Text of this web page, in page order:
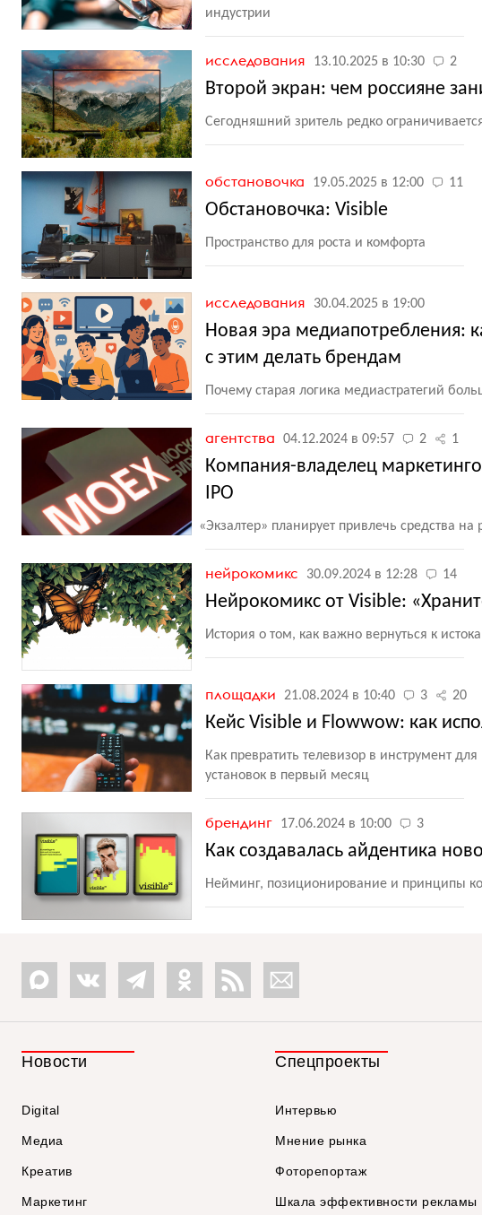
индустрии
исследования 13.10.2025 в 10:30 2
Второй экран: чем россияне
Сегодняшний зритель редко
обстановочка 19.05.2025 в 12:00 11
Обстановочка: Visible
Пространство для роста и комфорта
исследования 30.04.2025 в 19:00
Новая эра медиапотребления:
с этим делать брендам
Почему старая логика медиастратегий
агентства 04.12.2024 в 09:57 2 1
Компания-владелец
IPO
«Экзалтер» планирует привлечь средства
нейрокомикс 30.09.2024 в 12:28 14
Нейрокомикс от Visible:
История о том, как важно вернуться к
площадки 21.08.2024 в 10:40 3 20
Кейс Visible и Flowwow: как
Как превратить телевизор в инструмент
установок в первый месяц
брендинг 17.06.2024 в 10:00 3
Как создавалась айдентика
Нейминг, позиционирование и принципы
Новости
Digital
Медиа
Креатив
Маркетинг
Спецпроекты
Интервью
Мнение рынка
Фоторепортаж
Шкала эффективности рекламы